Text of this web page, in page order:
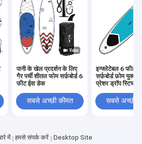
पानी के खेल प्रदर्शन के लिए
गैर पर्ची शीतल फोम सर्फ़बोर्ड 6
फीट ईवा डेक
सबसे अच्छी कीमत
इन्फ्लेटेबल 6 फीट
सर्फ़बोर्ड फ़ोम युक्त
प्रेशर ड्रॉप स्टिच
सबसे अच्छी
में हमसे संपर्क करें
Desktop Site